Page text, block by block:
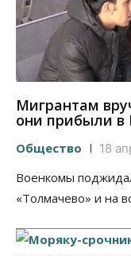
Мигрантам
они прибыли в
Общество 18
Военкомы
«Толмачево» и на